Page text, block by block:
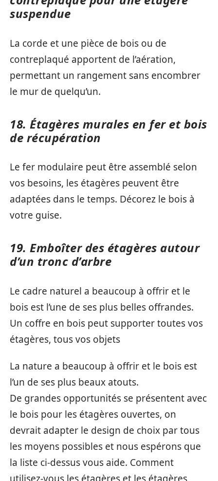
suspendue
La corde et une pièce de bois ou de
contreplaqué apportent de l’aération,
permettant un rangement sans encombrer
le mur de quelqu’un.
18. Étagères murales en fer et bois
de récupération
Le fer modulaire peut être assemblé selon
vos besoins, les étagères peuvent être
adaptées dans le temps. Décorez le bois à
votre guise.
19. Emboîter des étagères autour
d’un tronc d’arbre
Le cadre naturel a beaucoup à offrir et le
bois est l’une de ses plus belles offrandes.
Un coffre en bois peut supporter toutes vos
étagères, tous vos objets
La nature a beaucoup à offrir et le bois est
l’un de ses plus beaux atouts.
De grandes opportunités se présentent avec
le bois pour les étagères ouvertes, on
devrait adapter le design de choix par tous
les moyens possibles et nous espérons que
la liste ci-dessus vous aide. Comment